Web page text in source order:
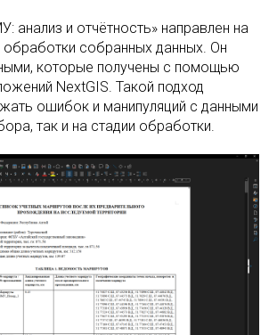
анализ и отчётность» направлен на
собранных данных. Он
которые получены с помощью
NextGIS. Такой подход
ошибок и манипуляций с данными
так и на стадии обработки.